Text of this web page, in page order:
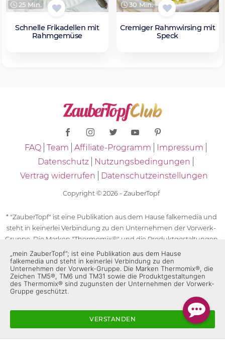
25 Min.
Schnelle Frikadellen mit
Rahmgemüse
30 Min.
Cremiger Rahmwirsing mit
Speck
FAQ Team Affiliate-Programm
Impressum
Datenschutz
Nutzungsbedingungen
Vertrag widerrufen
Datenschutzeinstellungen
Copyright © 2026 - ZauberTopf
* "ZauberTopf" ist eine Publikation aus dem Hause falkemedia und
steht in keinerlei Verbindung zu den Unternehmen der Vorwerk-
Gruppe. Die Marken "Thermomix®" und die Produktgestaltungen
des "Thermomix®" sind eingetragene Marken der Unternehmen
der Vorwerk-Gruppe. Die Marken Thermomix®, die Zeichen TM5®,
TM6 und TM31 sowie die Produktgestaltungen des Thermomix®
sind zugunsten der Unternehmen der Vorwerk-Gruppe
geschützt. Für die Rezeptangaben in "ZauberTopf" ist
„mein ZauberTopf”; ist eine Publikation aus dem Hause
falkemedia und steht in keinerlei Verbindung zu den
Unternehmen der Vorwerk-Gruppe. Die Marken Thermomix®, die
Zeichen TM5®, TM6 und TM31 sowie die Produktgestaltungen
des Thermomix® sind zugunsten der Unternehmen der Vorwerk-
Gruppe geschützt.
VERSTANDEN